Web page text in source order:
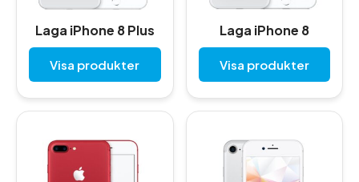
Laga iPhone 8 Plus
Visa produkter
Laga iPhone 8
Visa produkter